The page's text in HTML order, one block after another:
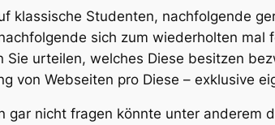
klassische Studenten, nachfolgende
sich zum wiederholten mal
urteilen, welches Diese besitzen
von Webseiten pro Diese – exklusive
gar nicht fragen könnte unter anderem